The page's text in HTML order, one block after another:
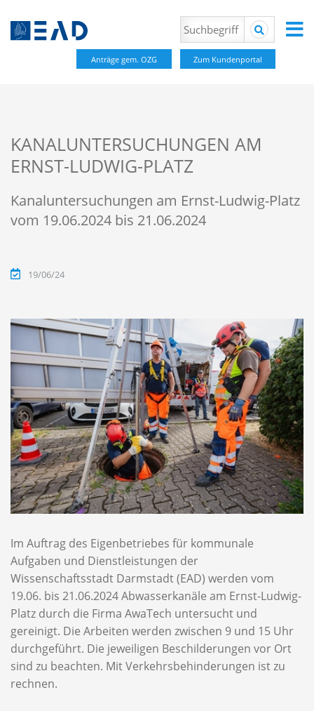
Anträge gem. OZG Zum Kundenportal
KANALUNTERSUCHUNGEN AM
ERNST-LUDWIG-PLATZ
Kanaluntersuchungen am Ernst-Ludwig-Platz
vom 19.06.2024 bis 21.06.2024
19/06/24
Im Auftrag des Eigenbetriebes für kommunale
Aufgaben und Dienstleistungen der
Wissenschaftsstadt Darmstadt (EAD) werden vom
19.06. bis 21.06.2024 Abwasserkanäle am Ernst-Ludwig-
Platz durch die Firma AwaTech untersucht und
gereinigt. Die Arbeiten werden zwischen 9 und 15 Uhr
durchgeführt. Die jeweiligen Beschilderungen vor Ort
sind zu beachten. Mit Verkehrsbehinderungen ist zu
rechnen.